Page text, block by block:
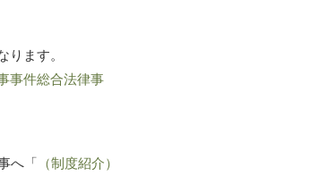
ます。
事件総合法律事
へ「 （制度紹介）